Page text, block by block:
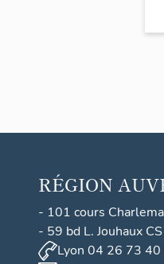
RÉGION
- 101 cours
- 59 bd L. Jouhaux
Lyon 04 26 73